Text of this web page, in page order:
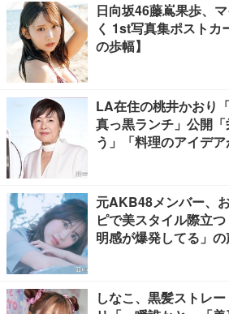
日向坂46藤嶌果歩、
く 1st写真集ポストカ
の歩幅】
LA在住の桃井かおり
真っ黒ランチ」公開
う」「料理のアイデ
元AKB48メンバー、
ピで美スタイル際立
明感が爆発してる」
しなこ、黒髪ストレ